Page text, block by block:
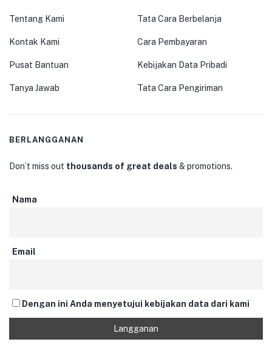
Tentang Kami
Kontak Kami
Pusat Bantuan
Tanya Jawab
Tata Cara Berbelanja
Cara Pembayaran
Kebijakan Data Pribadi
Tata Cara Pengiriman
BERLANGGANAN
Don’t miss out thousands of great deals & promotions.
Nama
Email
Dengan ini Anda menyetujui kebijakan data dari kami